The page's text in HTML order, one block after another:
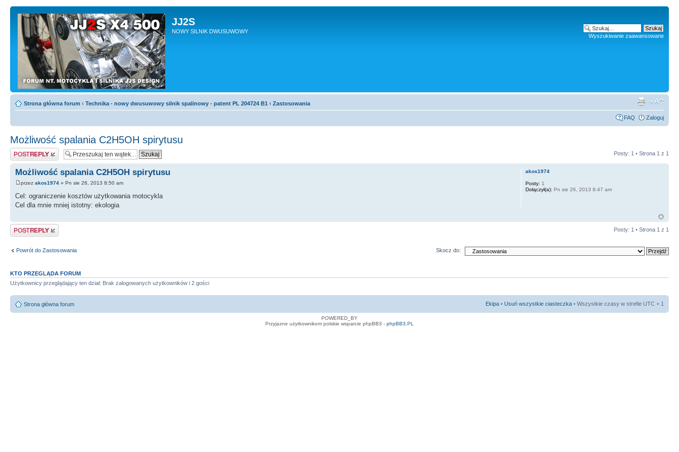
JJ2S
NOWY SILNIK DWUSUWOWY
Wyszukiwanie zaawansowane
Strona główna forum ‹ Technika - nowy dwusuwowy silnik spalinowy - patent PL 204724 B1 ‹ Zastosowania
FAQ Zaloguj
Możliwość spalania C2H5OH spirytusu
Odpowiedz Posty: 1 • Strona 1 z 1
Możliwość spalania C2H5OH spirytusu
przez akos1974 » Pn sie 26, 2013 8:50 am
Cel: ograniczenie kosztów użytkowania motocykla
Cel dla mnie mniej istotny: ekologia
akos1974
Posty: 1
Dołączył(a): Pn sie 26, 2013 8:47 am
Odpowiedz Posty: 1 • Strona 1 z 1
Powrót do Zastosowania Skocz do:
KTO PRZEGLĄDA FORUM
Użytkownicy przeglądający ten dział: Brak zalogowanych użytkowników i 2 gości
Strona główna forum Ekipa • Usuń wszystkie ciasteczka • Wszystkie czasy w strefie UTC + 1
POWERED_BY
Przyjazne użytkownikom polskie wsparcie phpBB3 - phpBB3.PL